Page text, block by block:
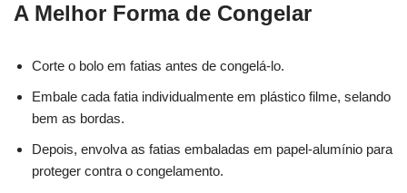
A Melhor Forma de Congelar
Corte o bolo em fatias antes de congelá-lo.
Embale cada fatia individualmente em plástico filme, selando
bem as bordas.
Depois, envolva as fatias embaladas em papel-alumínio para
proteger contra o congelamento.